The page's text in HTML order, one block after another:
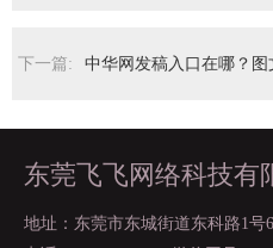
下一篇: 中华网发稿入口在哪？
东莞飞飞网络科技有
地址：东莞市东城街道东科路1号